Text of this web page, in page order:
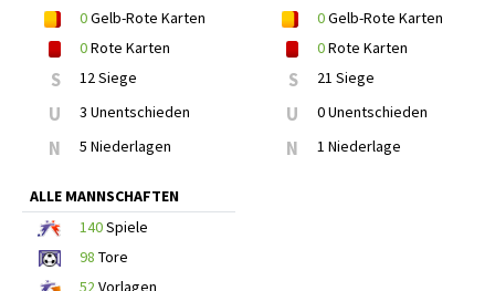
0Gelb-Rote Karten
0Rote Karten
S 12 Siege
U 3 Unentschieden
N 5 Niederlagen
0Gelb-Rote Karten
0Rote Karten
S 21 Siege
U 0 Unentschieden
N 1 Niederlage
ALLE MANNSCHAFTEN
140Spiele
98 Tore
52Vorlagen